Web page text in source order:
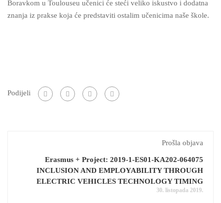
Boravkom u Toulouseu učenici će steći veliko iskustvo i dodatna
znanja iz prakse koja će predstaviti ostalim učenicima naše škole.
Podijeli
Prošla objava
Erasmus + Project: 2019-1-ES01-KA202-064075
INCLUSION AND EMPLOYABILITY THROUGH
ELECTRIC VEHICLES TECHNOLOGY TIMING
30. listopada 2019.